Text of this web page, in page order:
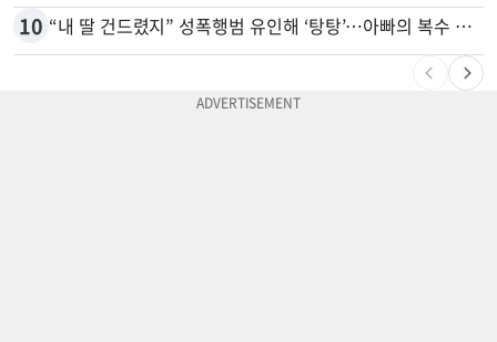
10 “내 딸 건드렸지” 성폭행범 유인해 ‘탕탕’…아빠의 복수 결말